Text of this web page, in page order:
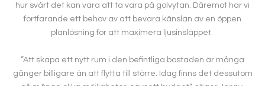
hur svårt det kan vara att ta vara på golvytan. Däremot har vi
fortfarande ett behov av att bevara känslan av en öppen
planlösning för att maximera ljusinsläppet.
”Att skapa ett nytt rum i den befintliga bostaden är många
gånger billigare än att flytta till större. Idag finns det dessutom